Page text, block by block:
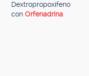
Dextropropoxifeno
con Orfenadrina